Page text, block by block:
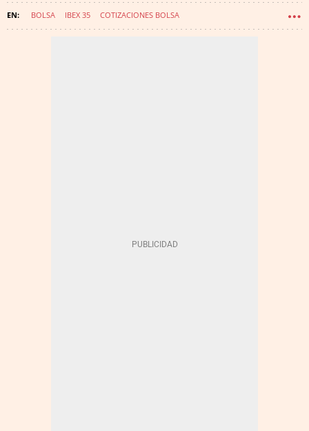
BOLSA IBEX 35 COTIZACIONES BOLSA